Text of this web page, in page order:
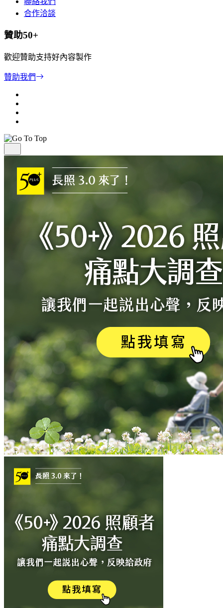
合作洽談
贊助50+
歡迎贊助支持好內容製作
贊助我們